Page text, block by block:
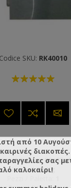
Codice SKU: RK40010
(Articolo):
Peso: 1,00 Kg
από 10
σας
καλοκαίρι!